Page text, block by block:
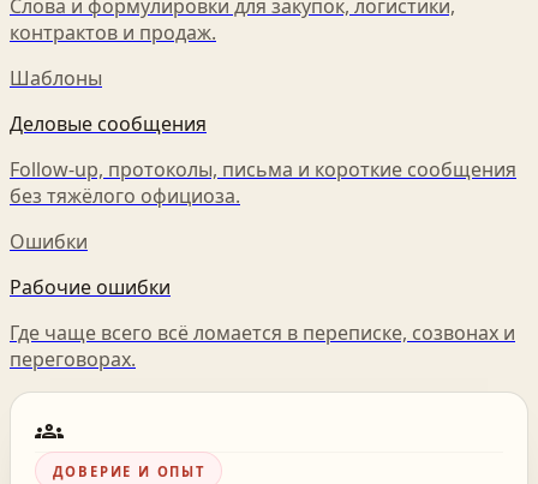
Слова и формулировки для закупок, логистики,
контрактов и продаж.
Шаблоны
Деловые сообщения
Follow-up, протоколы, письма и короткие сообщения
без тяжёлого официоза.
Ошибки
Рабочие ошибки
Где чаще всего всё ломается в переписке, созвонах и
переговорах.
groups
ДОВЕРИЕ И ОПЫТ